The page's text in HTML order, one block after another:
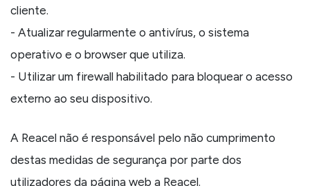
cliente.
- Atualizar regularmente o antivírus, o sistema
operativo e o browser que utiliza.
- Utilizar um firewall habilitado para bloquear o acesso
externo ao seu dispositivo.
A Reacel não é responsável pelo não cumprimento
destas medidas de segurança por parte dos
utilizadores da página web a Reacel.